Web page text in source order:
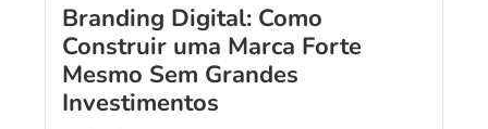
Branding Digital: Como
Construir uma Marca Forte
Mesmo Sem Grandes
Investimentos